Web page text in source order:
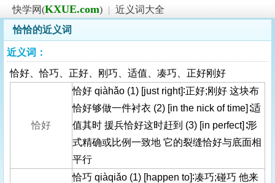
快学网(KXUE.com) | 近义词大全
恰恰的近义词
近义词：
恰好、恰巧、正好、刚巧、适值、凑巧、正好刚好
恰好
恰好 qiàhǎo (1) [just right]∶正好;刚好 这块布
恰好够做一件衬衣 (2) [in the nick of time]∶适
值其时 援兵恰好这时赶到 (3) [in perfect]∶形
式精确或比例一致地 它的裂缝恰好与底面相
平行
恰巧 qiàqiǎo (1) [happen to]∶凑巧;碰巧 他来